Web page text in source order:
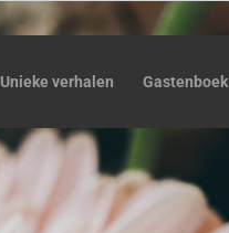
Unieke verhalen Gastenboek